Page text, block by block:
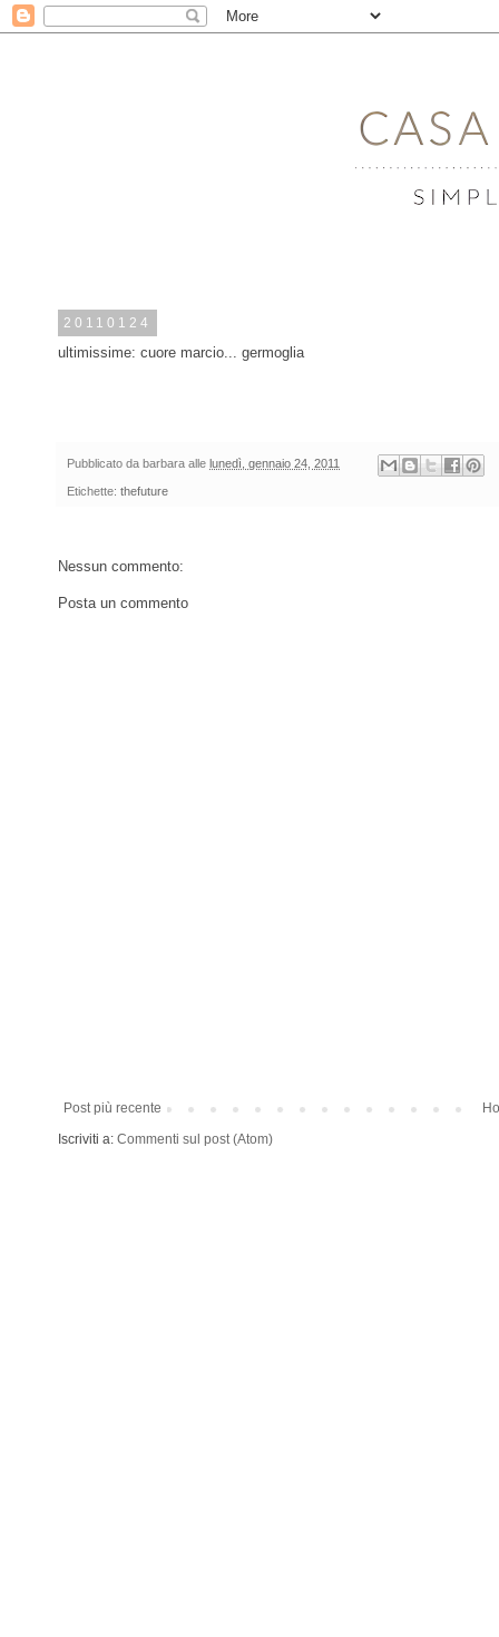
20110124
ultimissime: cuore marcio... germoglia
Pubblicato da barbara alle lunedì, gennaio 24, 2011
Etichette: thefuture
Nessun commento:
Posta un commento
Post più recente
Iscriviti a: Commenti sul post (Atom)